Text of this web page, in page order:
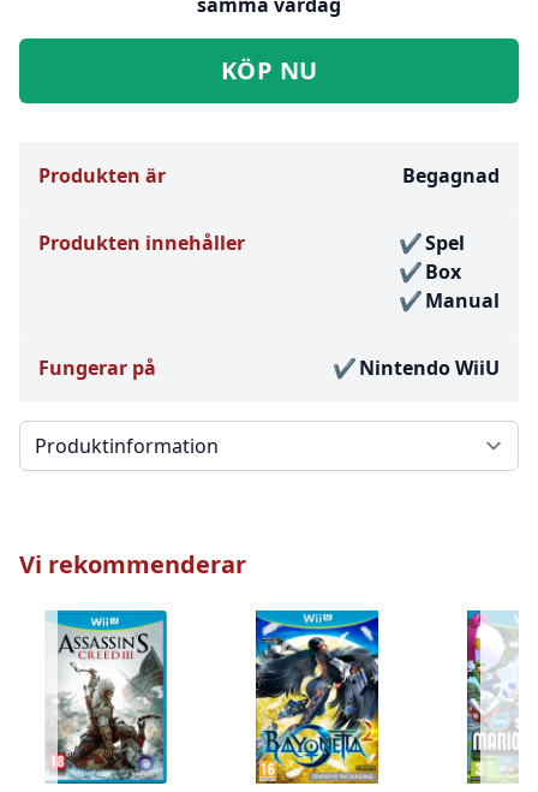
KÖP NU
Produkten är Begagnad
Produkten innehåller
Spel
Box
Manual
Fungerar på Nintendo WiiU
Välj en flik
Vi rekommenderar